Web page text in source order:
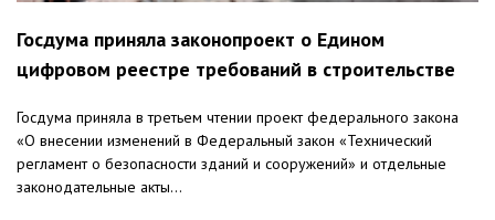
Госдума приняла законопроект о Едином
цифровом реестре требований в строительстве
Госдума приняла в третьем чтении проект федерального закона
«О внесении изменений в Федеральный закон «Технический
регламент о безопасности зданий и сооружений» и отдельные
законодательные акты...